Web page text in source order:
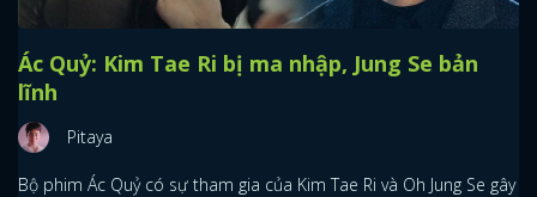
Ác Quỷ: Kim Tae Ri bị ma nhập, Jung Se bản
lĩnh
Pitaya
Bộ phim Ác Quỷ có sự tham gia của Kim Tae Ri và Oh Jung Se gây